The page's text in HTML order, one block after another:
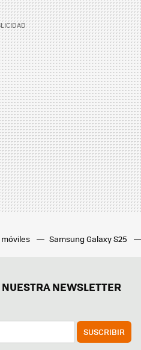
Samsung Galaxy S25
NEWSLETTER
SUSCRIBIR